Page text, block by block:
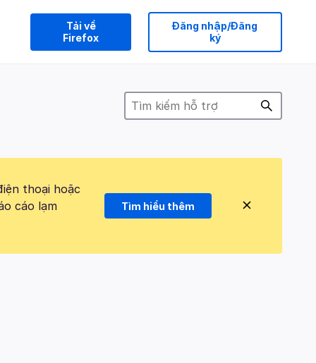
Tải về
Firefox
Đăng nhập/Đăng
ký
thoại hoặc
cáo lạm
Tìm hiểu thêm